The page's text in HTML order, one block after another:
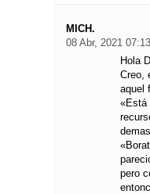
MICH.
08 Abr, 2021 07:13
Hola
Creo,
aquel
«Está
pero